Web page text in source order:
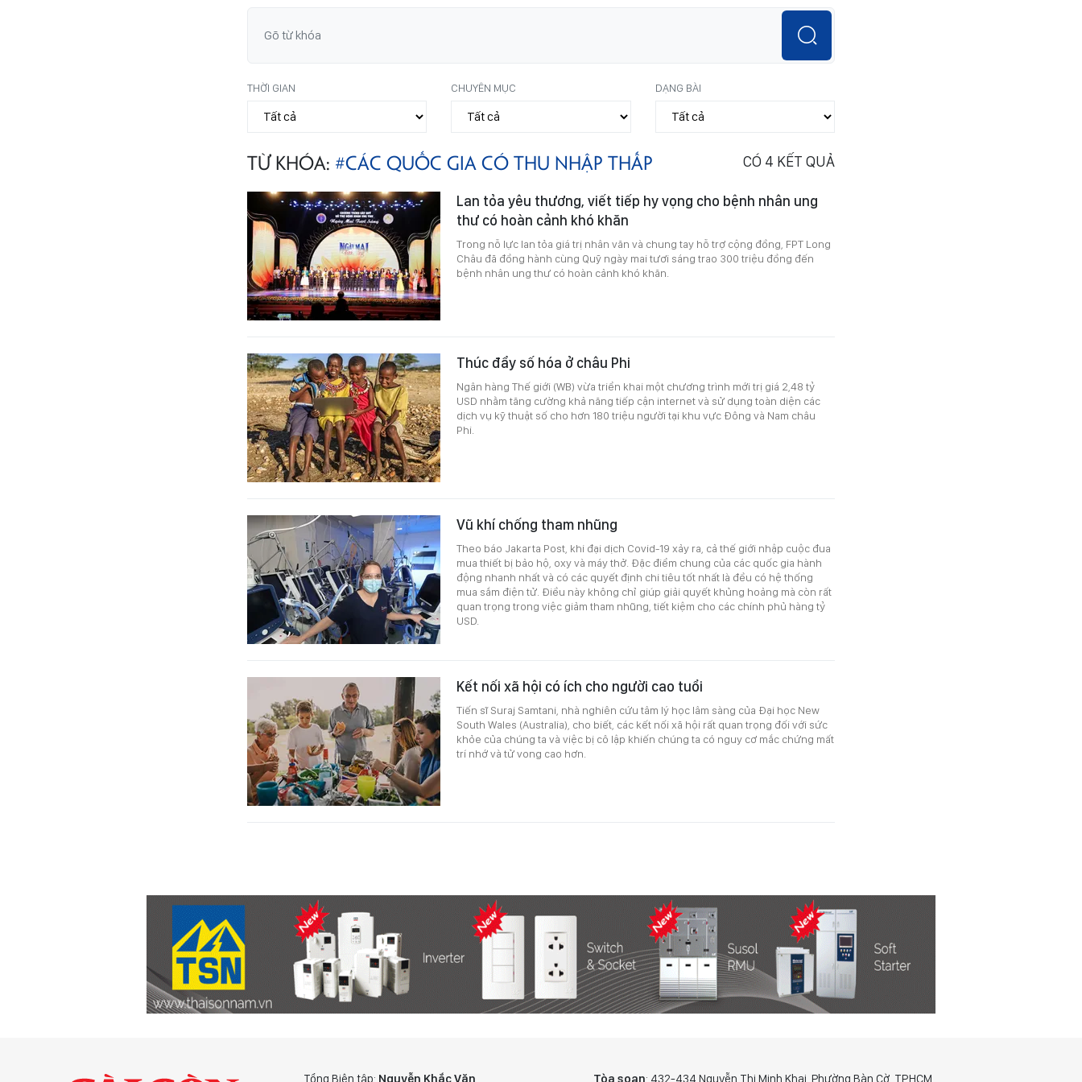
THỜI GIAN CHUYÊN MỤC DẠNG BÀI
TỪ KHÓA: #CÁC QUỐC GIA CÓ THU NHẬP THẤP CÓ 4 KẾT QUẢ
Lan tỏa yêu thương, viết tiếp hy vọng cho bệnh nhân ung
thư có hoàn cảnh khó khăn
Trong nỗ lực lan tỏa giá trị nhân văn và chung tay hỗ trợ cộng đồng, FPT Long
Châu đã đồng hành cùng Quỹ ngày mai tươi sáng trao 300 triệu đồng đến
bệnh nhân ung thư có hoàn cảnh khó khăn.
Thúc đẩy số hóa ở châu Phi
Ngân hàng Thế giới (WB) vừa triển khai một chương trình mới trị giá 2,48 tỷ
USD nhằm tăng cường khả năng tiếp cận internet và sử dụng toàn diện các
dịch vụ kỹ thuật số cho hơn 180 triệu người tại khu vực Đông và Nam châu
Phi.
Vũ khí chống tham nhũng
Theo báo Jakarta Post, khi đại dịch Covid-19 xảy ra, cả thế giới nhập cuộc đua
mua thiết bị bảo hộ, oxy và máy thở. Đặc điểm chung của các quốc gia hành
động nhanh nhất và có các quyết định chi tiêu tốt nhất là đều có hệ thống
mua sắm điện tử. Điều này không chỉ giúp giải quyết khủng hoảng mà còn rất
quan trọng trong việc giảm tham nhũng, tiết kiệm cho các chính phủ hàng tỷ
USD.
Kết nối xã hội có ích cho người cao tuổi
Tiến sĩ Suraj Samtani, nhà nghiên cứu tâm lý học lâm sàng của Đại học New
South Wales (Australia), cho biết, các kết nối xã hội rất quan trọng đối với sức
khỏe của chúng ta và việc bị cô lập khiến chúng ta có nguy cơ mắc chứng mất
trí nhớ và tử vong cao hơn.
Tổng Biên tập: Nguyễn Khắc Văn Tòa soạn: 432-434 Nguyễn Thị Minh Khai, Phường Bàn Cờ, TP.HCM